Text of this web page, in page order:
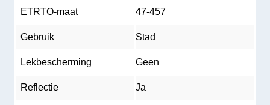
ETRTO-maat 47-457
Gebruik Stad
Lekbescherming Geen
Reflectie Ja